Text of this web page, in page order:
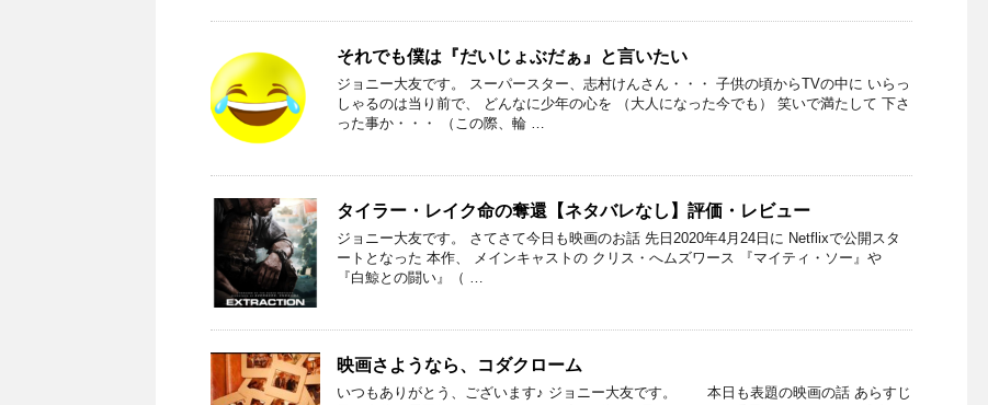
それでも僕は『だいじょぶだぁ』と言いたい
ジョニー大友です。 スーパースター、志村けんさん・・・ 子供の頃からTVの中に いらっ
しゃるのは当り前で、 どんなに少年の心を （大人になった今でも） 笑いで満たして 下さ
った事か・・・ （この際、輪 …
タイラー・レイク命の奪還【ネタバレなし】評価・レビュー
ジョニー大友です。 さてさて今日も映画のお話 先日2020年4月24日に Netflixで公開スタ
ートとなった 本作、 メインキャストの クリス・へムズワース 『マイティ・ソー』や
『白鯨との闘い』（ …
映画さようなら、コダクローム
いつもありがとう、ございます♪ ジョニー大友です。 本日も表題の映画の話 あらすじ